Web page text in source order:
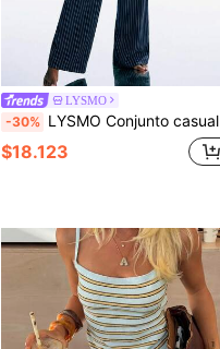
LYSMO
-30% LYSMO Conjunto casual de dos piezas para mujer con top halter de rayas con lazo delantero y pantalones
$18.123